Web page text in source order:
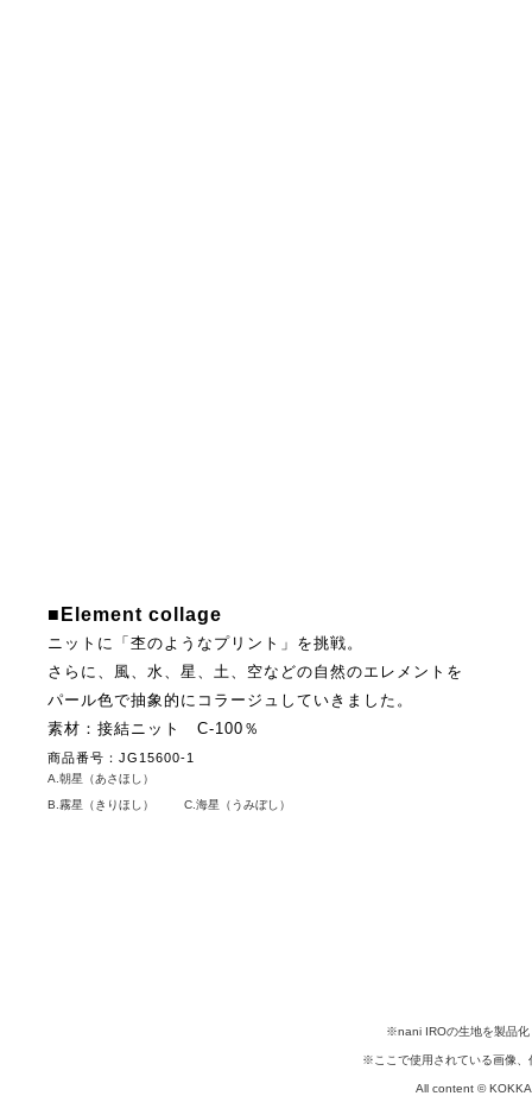
■Element collage
ニットに「杢のようなプリント」を挑戦。
さらに、風、水、星、土、空などの自然のエレメントを
パール色で抽象的にコラージュしていきました。
素材：接結ニット C-100％
商品番号：JG15600-1
A.朝星（あさほし）
B.霧星（きりほし）
C.海星（うみぼし）
※nani IROの生地を製品化
※ここで使用されている画像、
All content ©